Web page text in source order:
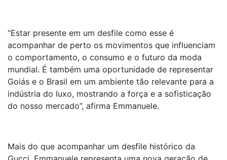
“Estar presente em um desfile como esse é
acompanhar de perto os movimentos que influenciam
o comportamento, o consumo e o futuro da moda
mundial. É também uma oportunidade de representar
Goiás e o Brasil em um ambiente tão relevante para a
indústria do luxo, mostrando a força e a sofisticação
do nosso mercado”, afirma Emmanuele.
Mais do que acompanhar um desfile histórico da